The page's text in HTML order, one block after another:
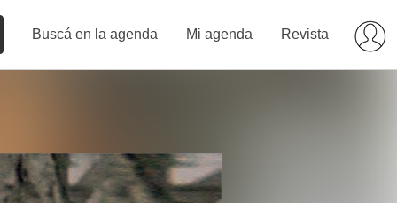
Buscá en la agenda Mi agenda Revista